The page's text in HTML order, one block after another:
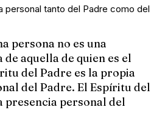
personal tanto del Padre como del
persona no es una
aquella de quien es el
del Padre es la propia
del Padre. El Espíritu del
presencia personal del